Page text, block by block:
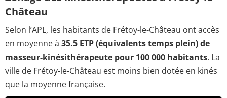
Château
Selon l’APL, les habitants de Frétoy-le-Château ont accès
en moyenne à 35.5 ETP (équivalents temps plein) de
masseur-kinésithérapeute pour 100 000 habitants. La
ville de Frétoy-le-Château est moins bien dotée en kinés
que la moyenne française.